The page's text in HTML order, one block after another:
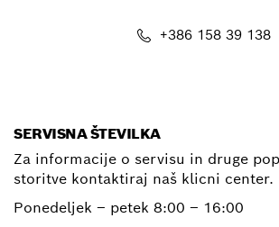
+386 158 39 138
SERVISNA ŠTEVILKA
Za informacije o servisu in druge
storitve kontaktiraj naš klicni center.
Ponedeljek – petek 8:00 – 16:00